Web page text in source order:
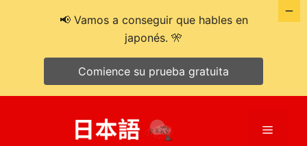
Menú
📢 Vamos a conseguir que hables en
japonés. 🎌
Comience su prueba gratuita